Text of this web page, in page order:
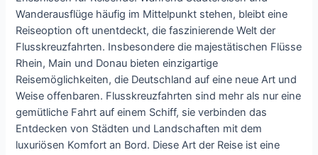
Wanderausflüge häufig im Mittelpunkt stehen, bleibt eine
Reiseoption oft unentdeckt, die faszinierende Welt der
Flusskreuzfahrten. Insbesondere die majestätischen Flüsse
Rhein, Main und Donau bieten einzigartige
Reisemöglichkeiten, die Deutschland auf eine neue Art und
Weise offenbaren. Flusskreuzfahrten sind mehr als nur eine
gemütliche Fahrt auf einem Schiff, sie verbinden das
Entdecken von Städten und Landschaften mit dem
luxuriösen Komfort an Bord. Diese Art der Reise ist eine